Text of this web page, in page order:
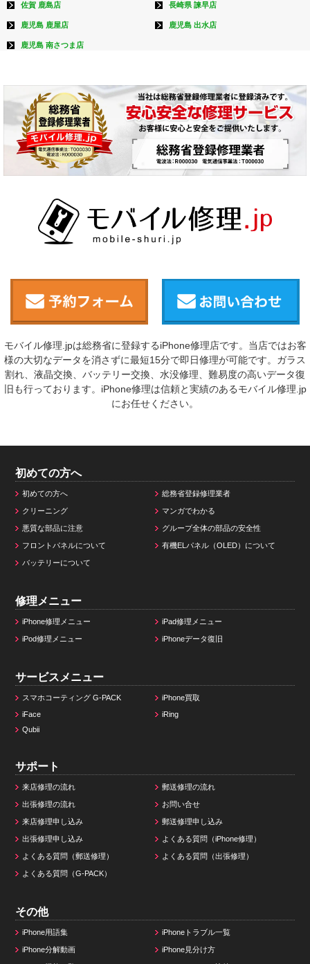
佐賀 鹿島店 長崎県 諫早店
鹿児島 鹿屋店 鹿児島 出水店
鹿児島 南さつま店
モバイル修理.jpは総務省に登録するiPhone修理店です。当店ではお客
様の大切なデータを消さずに最短15分で即日修理が可能です。ガラス
割れ、液晶交換、バッテリー交換、水没修理、難易度の高いデータ復
旧も行っております。iPhone修理は信頼と実績のあるモバイル修理.jp
にお任せください。
初めての方へ
初めての方へ 総務省登録修理業者
クリーニング マンガでわかる
悪質な部品に注意 グループ全体の部品の安全性
フロントパネルについて 有機ELパネル（OLED）について
バッテリーについて
修理メニュー
iPhone修理メニュー iPad修理メニュー
iPod修理メニュー iPhoneデータ復旧
サービスメニュー
スマホコーティング G-PACK
iPhone買取
iFace
iRing
Qubii
サポート
来店修理の流れ 郵送修理の流れ
出張修理の流れ お問い合せ
来店修理申し込み 郵送修理申し込み
出張修理申し込み よくある質問（iPhone修理）
よくある質問（郵送修理） よくある質問（出張修理）
よくある質問（G-PACK）
その他
iPhone用語集 iPhoneトラブル一覧
iPhone分解動画 iPhone見分け方